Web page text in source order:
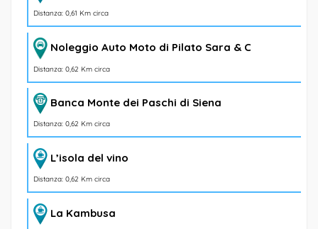
Distanza: 0,61 Km circa
Noleggio Auto Moto di Pilato Sara & C
Distanza: 0,62 Km circa
Banca Monte dei Paschi di Siena
Distanza: 0,62 Km circa
L’isola del vino
Distanza: 0,62 Km circa
La Kambusa